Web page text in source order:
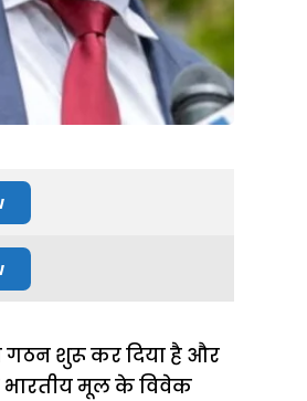
गठन शुरू कर दिया है और
भारतीय मूल के विवेक